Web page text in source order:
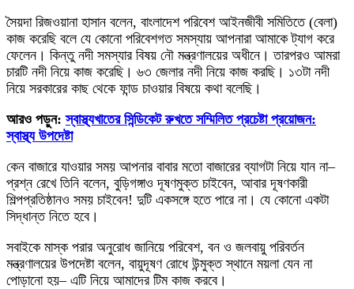
সৈয়দা রিজওয়ানা হাসান বলেন, বাংলাদেশ পরিবেশ আইনজীবী সমিতিতে (বেলা)
কাজ করেছি বলে যে কোনো পরিবেশগত সমস্যায় আপনারা আমাকে ট্যাগ করে
ফেলেন। কিন্তু নদী সমস্যার বিষয় নৌ মন্ত্রণালয়ের অধীনে। তারপরও আমরা
চারটি নদী নিয়ে কাজ করেছি। ৬৩ জেলার নদী নিয়ে কাজ করছি। ১৩টা নদী
নিয়ে সরকারের কাছ থেকে ফান্ড চাওয়ার বিষয়ে কথা বলেছি।
আরও পড়ুন:স্বাস্থ্যখাতের সিন্ডিকেট রুখতে সম্মিলিত প্রচেষ্টা প্রয়োজন:
স্বাস্থ্য উপদেষ্টা
কেন বাজারে যাওয়ার সময় আপনার বাবার মতো বাজারের ব্যাগটা নিয়ে যান না–
প্রশ্ন রেখে তিনি বলেন, বুড়িগঙ্গাও দূষণমুক্ত চাইবেন, আবার দূষণকারী
শিল্পপ্রতিষ্ঠানও সময় চাইবেন! দুটি একসঙ্গে হতে পারে না। যে কোনো একটা
সিদ্ধান্ত নিতে হবে।
সবাইকে মাস্ক পরার অনুরোধ জানিয়ে পরিবেশ, বন ও জলবায়ু পরিবর্তন
মন্ত্রণালয়ের উপদেষ্টা বলেন, বায়ুদূষণ রোধে উন্মুক্ত স্থানে ময়লা যেন না
পোড়ানো হয়– এটি নিয়ে আমাদের টিম কাজ করবে।